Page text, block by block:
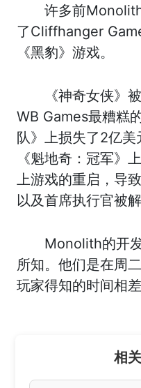
许多前
了Cliffhanger
《黑豹》游戏。
《神奇女侠》
WB Games最糟糕
队》上损失了2亿
《魁地奇：冠军》
上游戏的重启，导
以及首席执行官被
Monolith的开
所知。他们是在周
玩家得知的时间相差
相